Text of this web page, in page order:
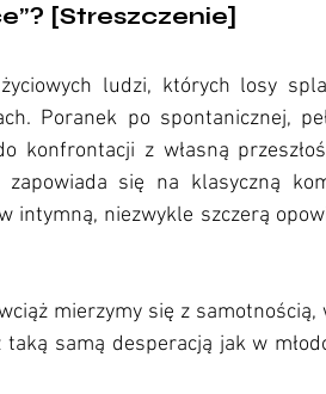
[Streszczenie]
ludzi, których losy
Poranek po spontanicznej,
z własną
się na klasyczną
intymną, niezwykle szczerą
mierzymy się z samotnością,
samą desperacją jak w